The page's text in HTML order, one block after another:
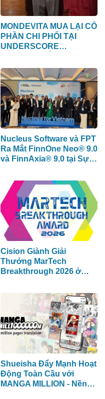
MONDEVITA MUA LẠI CỔ
PHẦN CHI PHỐI TẠI
UNDERSCORE
CỦA MAGLIANO, ĐÁNH
DẤU BƯỚC THỨ HAI
TRONG QUÁ TRÌNH XÂY
DỰNG NỀN TẢNG
THƯƠNG HIỆU CAO
CẤP MỚI CỦA Ý.
Nucleus Software và FPT
Ra Mắt FinnOne Neo® 9.0
và FinnAxia® 9.0 tại Sự
Lần Đầu Tiên tại Việt
Nam
Cision Giành Giải
Thưởng MarTech
Breakthrough 2026 ở
Mạng Xã Hội, Phân Phối
Thông Cáo Báo Chí và
Tối Ưu Hóa Công Cụ Trả
Lời (AEO)
Shueisha Đẩy Mạnh Hoạt
Động Toàn Cầu với
MANGA MILLION - Nền